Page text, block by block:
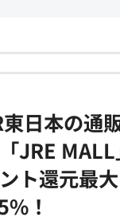
日本の通
JRE
ト還元最大
！